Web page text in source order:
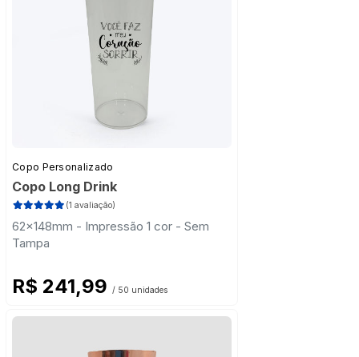
Copo Personalizado
Copo Long Drink
(1 avaliação)
62x148mm - Impressão 1 cor - Sem
Tampa
R$ 241,99 / 50 unidades